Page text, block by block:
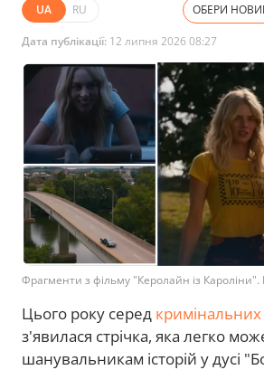
UA RU ОБЕРИ
Дата публікації: 12 липня 2026 08:27
Фрагменти з фільму "Керолайн із
Цього року серед
з'явилася стрічка, яка легко
шанувальникам історій у дусі